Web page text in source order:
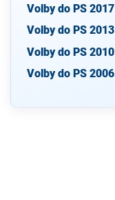
Volby do PS 2017
Volby do PS 2013
Volby do PS 2010
Volby do PS 2006